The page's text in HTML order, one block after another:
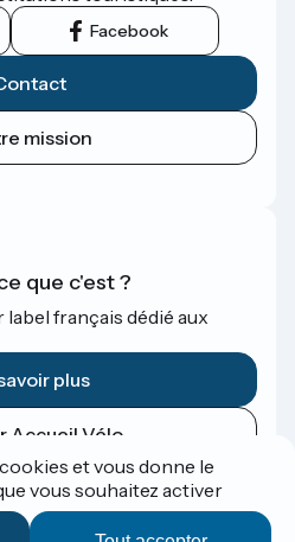
Facebook
mission
que c'est ?
label français dédié aux
plus
Accueil Vélo
Destination France
et vous donne le
vous souhaitez activer